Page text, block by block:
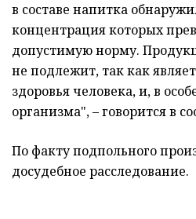
в составе напитка
концентрация которых
допустимую норму.
не подлежит, так как
здоровья человека, и, в
организма", – говорится в
По факту подпольного
досудебное расследование.